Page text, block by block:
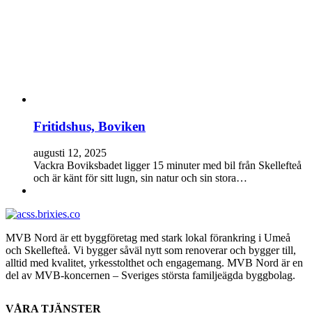
Fritidshus, Boviken
augusti 12, 2025
Vackra Boviksbadet ligger 15 minuter med bil från Skellefteå
och är känt för sitt lugn, sin natur och sin stora…
MVB Nord är ett byggföretag med stark lokal förankring i Umeå
och Skellefteå. Vi bygger såväl nytt som renoverar och bygger till,
alltid med kvalitet, yrkesstolthet och engagemang. MVB Nord är en
del av MVB-koncernen – Sveriges största familjeägda byggbolag.
VÅRA TJÄNSTER